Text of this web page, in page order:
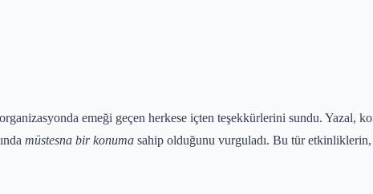
emeği geçen herkese içten teşekkürlerini sundu. Yazal,
müstesna bir konuma sahip olduğunu vurguladı. Bu tür